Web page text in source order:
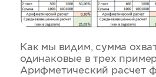
Как мы видим, сумма
одинаковые в трех
Арифметический расчет